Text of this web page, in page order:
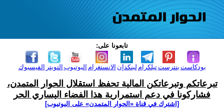
تابعونا على:
الفيسبوك التويتر اليوتيوب الانستغرام لينكدإن تيلكرامبنترست بودكاست
تبرعاتكم وتبرعاتكن المالية تحفظ استقلال الحوار المتمدن،
فشاركونا في دعم استمرارية هذا الفضاء اليساري الحر
[اشترك في قناة ‫«الحوار المتمدن» على اليوتيوب]